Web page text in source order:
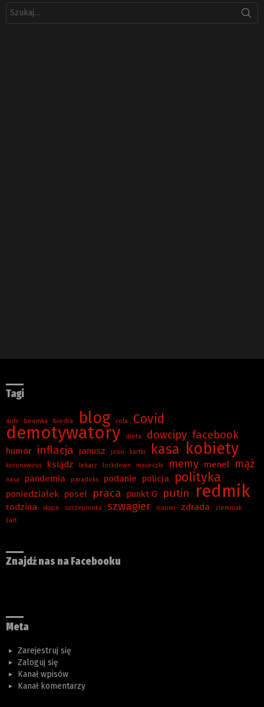
Tagi
aids beemka biedra blog cola Covid
demotywatory dieta dowcipy facebook
humor inflacja janusz jasiu kartki kasa kobiety
koronawirus ksiądz lekarz lockdown maseczki memy menel mąż
nasa pandemia paradoks podanie policja polityka
poniedziałek poseł praca punkt G putin redmik
rodzina skype szczepionka szwagier xiaomi zdrada
ziemniak
żart
Znajdź nas na Facebooku
Meta
Zarejestruj się
Zaloguj się
Kanał wpisów
Kanał komentarzy